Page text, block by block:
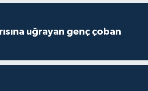
uğrayan genç çoban